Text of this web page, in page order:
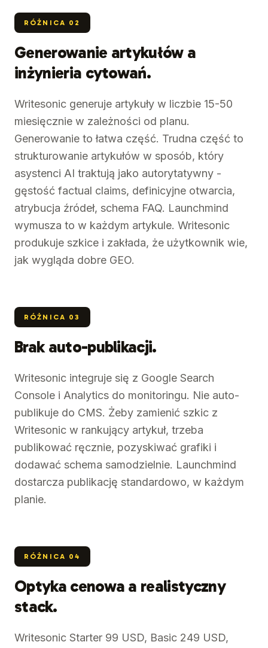
RÓŻNICA 02
Generowanie artykułów a
inżynieria cytowań.
Writesonic generuje artykuły w liczbie 15-50
miesięcznie w zależności od planu.
Generowanie to łatwa część. Trudna część to
strukturowanie artykułów w sposób, który
asystenci AI traktują jako autorytatywny -
gęstość factual claims, definicyjne otwarcia,
atrybucja źródeł, schema FAQ. Launchmind
wymusza to w każdym artykule. Writesonic
produkuje szkice i zakłada, że użytkownik wie,
jak wygląda dobre GEO.
RÓŻNICA 03
Brak auto-publikacji.
Writesonic integruje się z Google Search
Console i Analytics do monitoringu. Nie auto-
publikuje do CMS. Żeby zamienić szkic z
Writesonic w rankujący artykuł, trzeba
publikować ręcznie, pozyskiwać grafiki i
dodawać schema samodzielnie. Launchmind
dostarcza publikację standardowo, w każdym
planie.
RÓŻNICA 04
Optyka cenowa a realistyczny
stack.
Writesonic Starter 99 USD, Basic 249 USD,